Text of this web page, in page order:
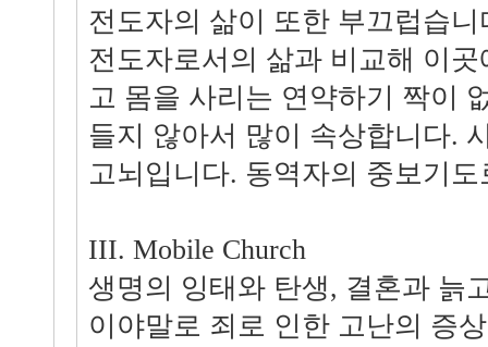
전도자의 삶이 또한 부끄럽습
전도자로서의 삶과 비교해 이
고 몸을 사리는 연약하기 짝이
들지 않아서 많이 속상합니다.
고뇌입니다. 동역자의 중보기
III. Mobile Church
생명의 잉태와 탄생, 결혼과 늙
이야말로 죄로 인한 고난의 증